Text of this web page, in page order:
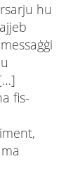
hu
fis-